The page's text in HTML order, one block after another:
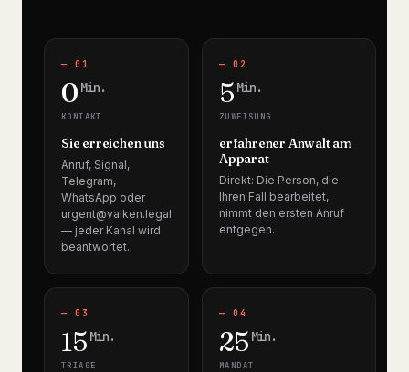
— 01
0 Min.
KONTAKT
Sie erreichen uns
Anruf, Signal,
Telegram,
WhatsApp oder
urgent@valken.legal
— jeder Kanal wird
beantwortet.
— 02
5 Min.
ZUWEISUNG
erfahrener Anwalt am
Apparat
Direkt: Die Person, die
Ihren Fall bearbeitet,
nimmt den ersten Anruf
entgegen.
— 03
15 Min.
TRIAGE
— 04
25 Min.
MANDAT